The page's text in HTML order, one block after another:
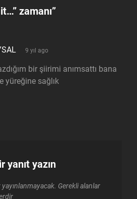
zamanı”
says:
9 yıl ago
bir şiirimi anımsattı bana
yüreğine sağlık
yanıt yazın
Gerekli alanlar